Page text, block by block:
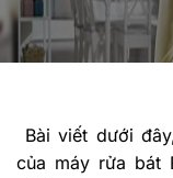
Bài viết dưới
của máy rửa bát